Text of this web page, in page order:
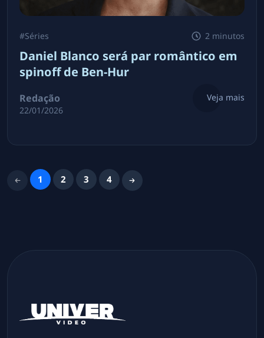
#Séries 2 minutos
Daniel Blanco será par romântico em
spinoff de Ben-Hur
Redação
22/01/2026
Veja mais
1 2 3 4